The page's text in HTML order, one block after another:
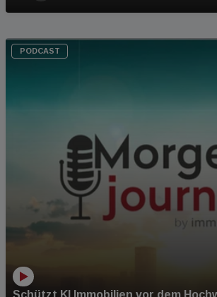
PODCAST
Schützt KI Immobilien vor dem